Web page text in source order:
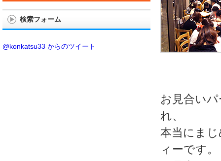
お見合い
れ、
本当にま
ィーです。
検索フォーム
@konkatsu33 からのツイート